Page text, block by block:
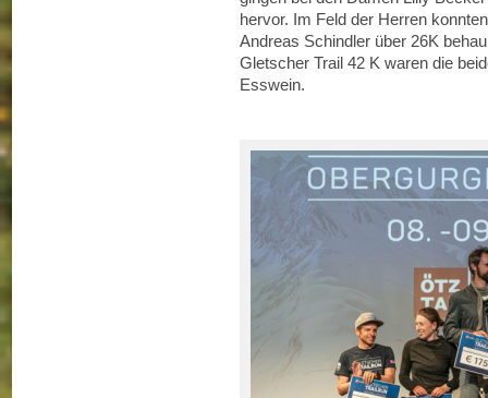
hervor. Im Feld der Herren
Andreas Schindler über 26K
Gletscher Trail 42 K waren die
Esswein.